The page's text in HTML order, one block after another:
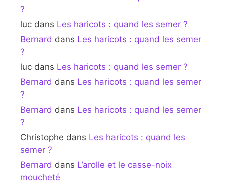
?
luc dans Les haricots : quand les semer ?
Bernard dans Les haricots : quand les semer
?
luc dans Les haricots : quand les semer ?
Bernard dans Les haricots : quand les semer
?
Bernard dans Les haricots : quand les semer
?
Christophe dans Les haricots : quand les
semer ?
Bernard dans L’arolle et le casse-noix
moucheté